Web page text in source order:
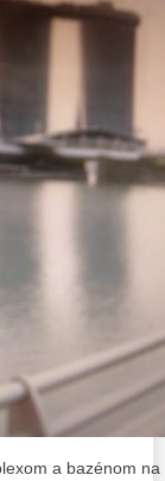
a bazénom